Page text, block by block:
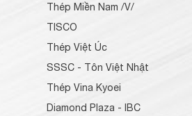
Thép Miền Nam /V/
TISCO
Thép Việt Úc
SSSC - Tôn Việt Nhật
Thép Vina Kyoei
Diamond Plaza - IBC